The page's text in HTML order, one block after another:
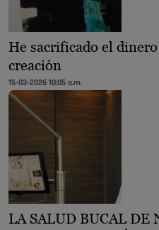
He sacrificado el
creación
15-03-2026 10:05 a.m.
LA SALUD BUCAL DE